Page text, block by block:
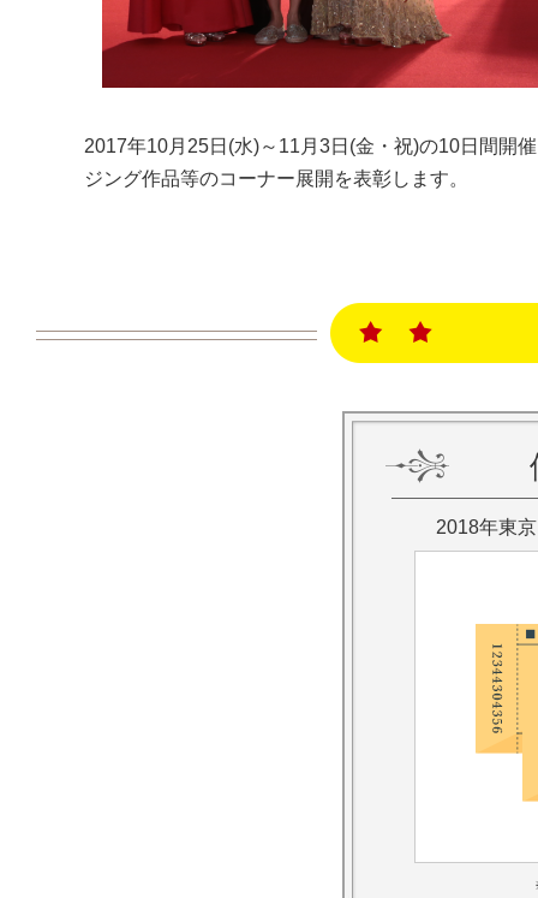
2017年10月25日(水)～11月3日(金・祝)の10日間開
ジング作品等のコーナー展開を表彰します。
2018年東